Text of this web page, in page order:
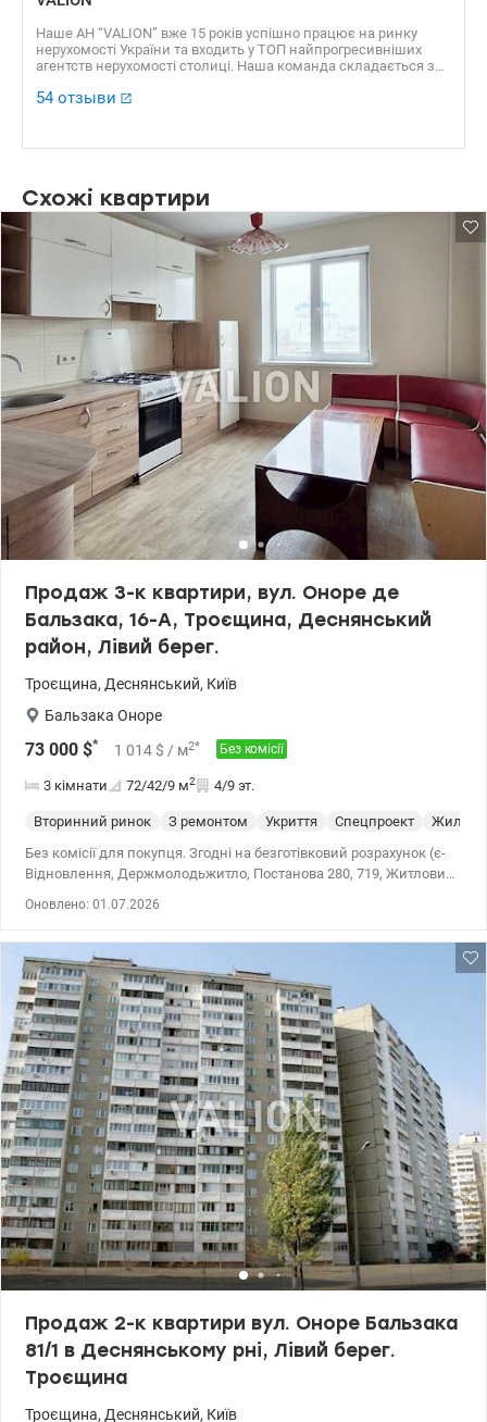
Наше АН “VALION” вже 15 років успішно працює на ринку
нерухомості України та входить у ТОП найпрогресивніших
агентств нерухомості столиці. Наша команда складається з
безліч позитивних відгуків. Доказовою базою нашої
2016”, “Найкращий Web ресурс ріелторської компанії 2016”, VІІ
54 отзыви
Схожі квартири
Продаж 3-к квартири, вул. Оноре де
Бальзака, 16-А, Троєщина, Деснянський
район, Лівий берег.
Троєщина, Деснянський, Київ
Бальзака Оноре
73 000 $* 1 014 $ / м2* Без комісії
3 кімнати 72/42/9 м2 4/9 эт.
Вторинний ринок З ремонтом Укриття Спецпроект
Жилое
Без комісії для покупця. Згодні на безготівковий розрахунок (є-
Відновлення, Держмолодьжитло, Постанова 280, 719, Житловий
кв.м, кухня – 9,1 кв.м, Н –2,70 м. • 4/9-поверхового будинку. •
Планування квартири роздільне, з двома заскленими лоджіями
по 3,5 кв.м. Санвузол роздільний. Будинок газифікований. •
Доглянута прибудинкова територія, дитячі майданчики,
паркувальні місця. • Розвина інфраструктура: поряд з будинком
знаходяться дитячий садок, дві школи, спортивні майданчики,
аптеки, салони краси, кафе, ресторани, відділення банків,
пошта, магазини, супермаркети, ринок. • Комфортні зони для
відпочинку: два сквери, озера з пляжами, кінотеатр
«Флоренція». • Зручна транспортна розв'язка: до зупинки
швидкісного трамвая – 7 хв пішки, до ст. Лівобережна, Дарниця -
20 хв маршруткою, до ст.м. Почайна - 30 хв транспортом. Ціна:
73000 у.о., тел. 067 409-44-43 Олівія.valion.ua/1148369
Оновлено: 01.07.2026
Продаж 2-к квартири вул. Оноре Бальзака
81/1 в Деснянському рні, Лівий берег.
Троєщина
Троєщина, Деснянський, Київ